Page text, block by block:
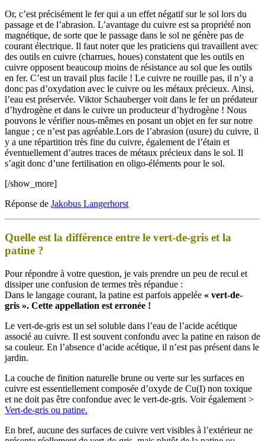
Or, c’est précisément le fer qui a un effet négatif sur le sol lors du
passage et de l’abrasion. L’avantage du cuivre est sa propriété non
magnétique, de sorte que le passage dans le sol ne génère pas de
courant électrique. Il faut noter que les praticiens qui travaillent avec
des outils en cuivre (charrues, houes) constatent que les outils en
cuivre opposent beaucoup moins de résistance au sol que les outils
en fer. C’est un travail plus facile ! Le cuivre ne rouille pas, il n’y a
donc pas d’oxydation avec le cuivre ou les métaux précieux. Ainsi,
l’eau est préservée. Viktor Schauberger voit dans le fer un prédateur
d’hydrogène et dans le cuivre un producteur d’hydrogène ! Nous
pouvons le vérifier nous-mêmes en posant un objet en fer sur notre
langue ; ce n’est pas agréable.Lors de l’abrasion (usure) du cuivre, il
y a une répartition très fine du cuivre, également de l’étain et
éventuellement d’autres traces de métaux précieux dans le sol. Il
s’agit donc d’une fertilisation en oligo-éléments pour le sol.
[/show_more]
Réponse de Jakobus Langerhorst
Quelle est la différence entre le vert-de-gris et la
patine ?
Pour répondre à votre question, je vais prendre un peu de recul et
dissiper une confusion de termes très répandue :
Dans le langage courant, la patine est parfois appelée « vert-de-
gris ». Cette appellation est erronée !
Le vert-de-gris est un sel soluble dans l’eau de l’acide acétique
associé au cuivre. Il est souvent confondu avec la patine en raison de
sa couleur. En l’absence d’acide acétique, il n’est pas présent dans le
jardin.
La couche de finition naturelle brune ou verte sur les surfaces en
cuivre est essentiellement composée d’oxyde de Cu(I) non toxique
et ne doit pas être confondue avec le vert-de-gris. Voir également >
Vert-de-gris ou patine.
En bref, aucune des surfaces de cuivre vert visibles à l’extérieur ne